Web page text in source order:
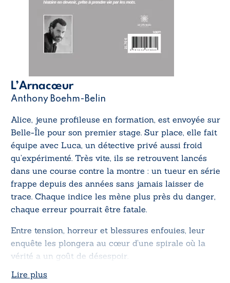
L’Arnacœur
Anthony Boehm-Belin
Alice, jeune profileuse en formation, est envoyée sur
Belle-Île pour son premier stage. Sur place, elle fait
équipe avec Luca, un détective privé aussi froid
qu’expérimenté. Très vite, ils se retrouvent lancés
dans une course contre la montre : un tueur en série
frappe depuis des années sans jamais laisser de
trace. Chaque indice les mène plus près du danger,
chaque erreur pourrait être fatale.
Entre tension, horreur et blessures enfouies, leur
enquête les plongera au cœur d’une spirale où la
vérité a un goût de désespoir.
Lire plus